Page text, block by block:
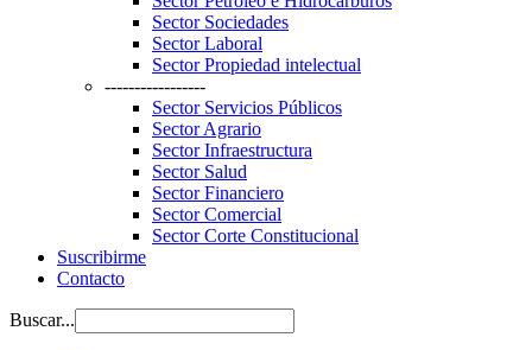
Sector Sociedades
Sector Laboral
Sector Propiedad intelectual
-----------------
Sector Servicios Públicos
Sector Agrario
Sector Infraestructura
Sector Salud
Sector Financiero
Sector Comercial
Sector Corte Constitucional
Suscribirme
Contacto
Buscar...